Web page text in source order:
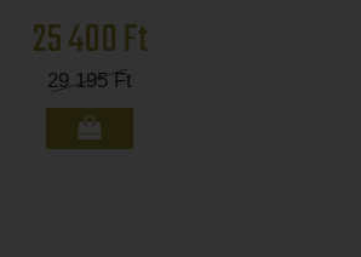
25 400 Ft
29 195Ft